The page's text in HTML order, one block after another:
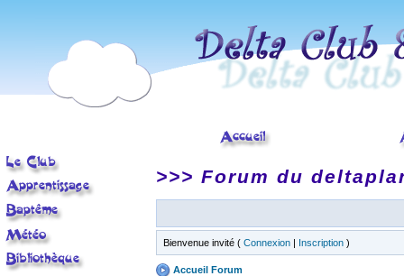
>>> Forum du
Bienvenue invité ( Connexion | Inscription )
Accueil Forum